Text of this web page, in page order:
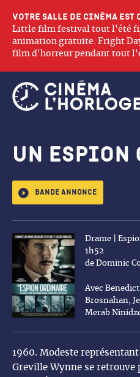
Votre salle de cinéma est
Little film festival tout l'été
animation gratuite. Fright
film d'horreur pendant tout
Un
Bande annonce
1960. Modeste
Greville Wynne se retrouve
Drame |
1h52
de Dominic
Avec
Brosnahan,
Merab